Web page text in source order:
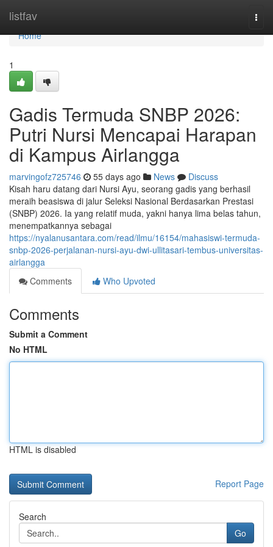
listfav
Home
Home
1
Gadis Termuda SNBP 2026:
Putri Nursi Mencapai Harapan
di Kampus Airlangga
marvingofz725746 55 days ago News
Discuss
Kisah haru datang dari Nursi Ayu, seorang gadis yang berhasil
meraih beasiswa di jalur Seleksi Nasional Berdasarkan Prestasi
(SNBP) 2026. Ia yang relatif muda, yakni hanya lima belas tahun,
menempatkannya sebagai
https://nyalanusantara.com/read/ilmu/16154/mahasiswi-termuda-
snbp-2026-perjalanan-nursi-ayu-dwi-ullitasari-tembus-universitas-
airlangga
Comments
Who Upvoted
Comments
Submit a Comment
No HTML
HTML is disabled
Report Page
Search
Go